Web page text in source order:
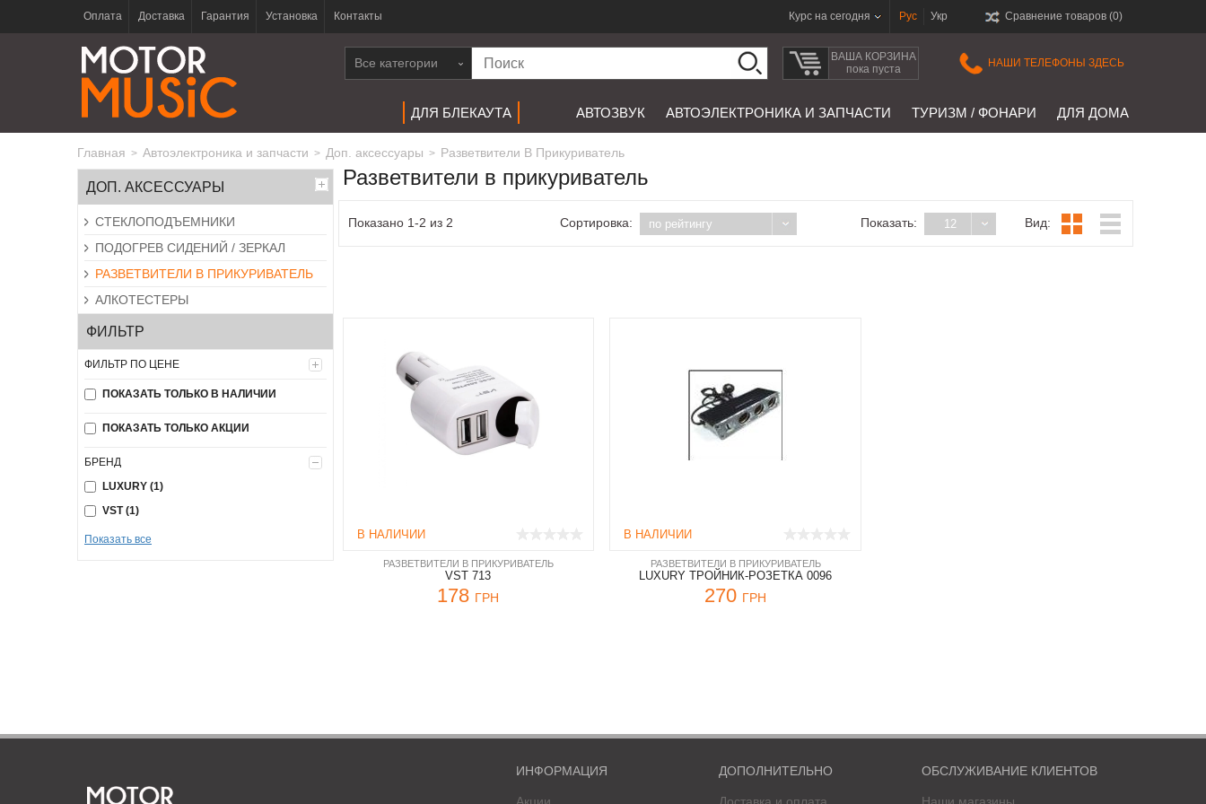
Оплата Доставка Гарантия Установка Контакты Курс на сегодня Рус Укр Сравнение товаров (0)
Все категории
ВАША КОРЗИНА
пока пуста
НАШИ ТЕЛЕФОНЫ ЗДЕСЬ
ДЛЯ БЛЕКАУТА АВТОЗВУК АВТОЭЛЕКТРОНИКА И ЗАПЧАСТИ ТУРИЗМ / ФОНАРИ ДЛЯ ДОМА
Главная > автоэлектроника и запчасти > доп. аксессуары > Разветвители В Прикуриватель
ДОП. АКСЕССУАРЫ
СТЕКЛОПОДЪЕМНИКИ
ПОДОГРЕВ СИДЕНИЙ / ЗЕРКАЛ
РАЗВЕТВИТЕЛИ В ПРИКУРИВАТЕЛЬ
АЛКОТЕСТЕРЫ
ФИЛЬТР
ФИЛЬТР ПО ЦЕНЕ
ПОКАЗАТЬ ТОЛЬКО В НАЛИЧИИ
ПОКАЗАТЬ ТОЛЬКО АКЦИИ
БРЕНД
LUXURY (1)
VST (1)
Показать все
Разветвители в прикуриватель
Показано 1-2 из 2 Сортировка: по рейтингу Показать: 12 Вид:
В НАЛИЧИИ
РАЗВЕТВИТЕЛИ В ПРИКУРИВАТЕЛЬ
VST 713
178 ГРН
В НАЛИЧИИ
РАЗВЕТВИТЕЛИ В ПРИКУРИВАТЕЛЬ
LUXURY ТРОЙНИК-РОЗЕТКА 0096
270 ГРН
ИНФОРМАЦИЯ
Акции
ДОПОЛНИТЕЛЬНО
Доставка и оплата
ОБСЛУЖИВАНИЕ КЛИЕНТОВ
Наши магазины